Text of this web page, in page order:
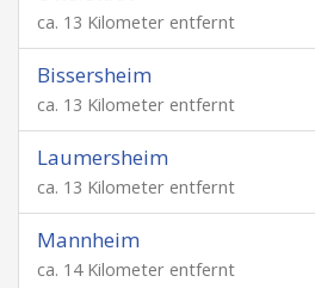
ca. 13 Kilometer entfernt
Bissersheim
ca. 13 Kilometer entfernt
Laumersheim
ca. 13 Kilometer entfernt
Mannheim
ca. 14 Kilometer entfernt